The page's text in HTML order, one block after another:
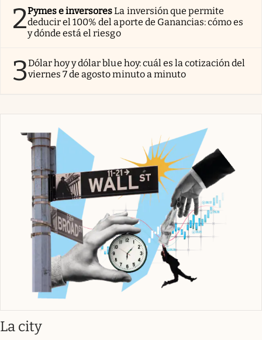
2Pymes e inversoresLa inversión que permite
deducir el 100% del aporte de Ganancias: cómo es
y dónde está el riesgo
3Dólar hoy y dólar blue hoy: cuál es la cotización del
viernes 7 de agosto minuto a minuto
La cityabre en nueva pestaña